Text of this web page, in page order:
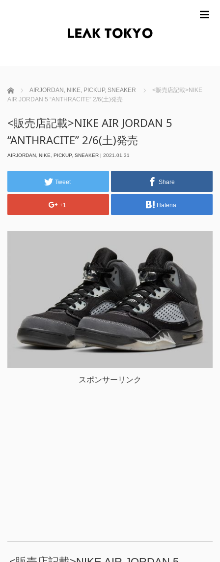
ホーム AIRJORDAN , NIKE, PICKUP, SNEAKER
<販売店記載>NIKE
AIR JORDAN 5 “ANTHRACITE” 2/6(土)発売
<販売店記載>NIKE AIR JORDAN 5
“ANTHRACITE” 2/6(土)発売
AIRJORDAN NIKE PICKUP SNEAKER | 2021.01.31
Tweet Share
+1 Hatena
スポンサーリンク